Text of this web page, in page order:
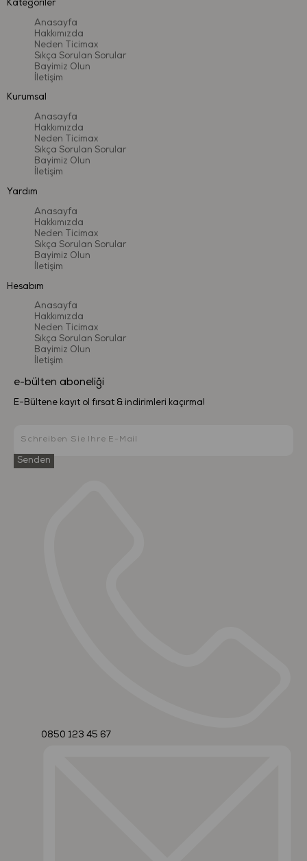
Kullanım Alanı:
Güvenlik & Kalite
Avrupa Birliği EN71 oyuncak güvenliği standartlarına
uygun olarak üretilmiştir. Uluslararası test kuruluşları tarafından test
edilmiş olupBPA, PVC ve ftalat içermez
malzemelerle üretilmiş, güvenli ve uzun ömürlü bir oyun deneyimi
Kategoriler
Anasayfa
Hakkımızda
Neden Ticimax
Sıkça Sorulan Sorular
Bayimiz Olun
İletişim
Kurumsal
Anasayfa
Hakkımızda
Neden Ticimax
Sıkça Sorulan Sorular
Bayimiz Olun
İletişim
Yardım
Anasayfa
Hakkımızda
Neden Ticimax
Sıkça Sorulan Sorular
Bayimiz Olun
İletişim
Hesabım
Anasayfa
Hakkımızda
Neden Ticimax
Sıkça Sorulan Sorular
Bayimiz Olun
İletişim
e-bülten aboneliği
E-Bültene kayıt ol fırsat & indirimleri kaçırma!
Senden
0850 123 45 67